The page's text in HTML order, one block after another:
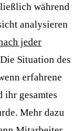
während
analysieren
jeder
Situation des
erfahrene
ihr gesamtes
Mehr dazu